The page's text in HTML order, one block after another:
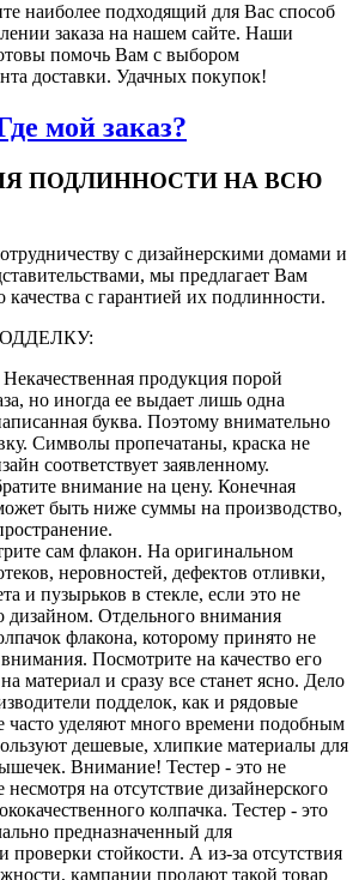
наиболее подходящий для Вас способ
заказа на нашем сайте. Наши
помочь Вам с выбором
доставки. Удачных покупок!
мой заказ?
ПОДЛИННОСТИ НА ВСЮ
с дизайнерскими домами и
мы предлагает Вам
с гарантией их подлинности.
продукция порой
но иногда ее выдает лишь одна
буква. Поэтому внимательно
Символы пропечатаны, краска не
соответствует заявленному.
внимание на цену. Конечная
быть ниже суммы на производство,
сам флакон. На оригинальном
неровностей, дефектов отливки,
и пузырьков в стекле, если это не
дизайном. Отдельного внимания
флакона, которому принято не
Посмотрите на качество его
материал и сразу все станет ясно. Дело
подделок, как и рядовые
часто уделяют много времени подобным
дешевые, хлипкие материалы для
Внимание! Тестер - это не
несмотря на отсутствие дизайнерского
колпачка. Тестер - это
предназначенный для
проверки стойкости. А из-за отсутствия
кампании продают такой товар